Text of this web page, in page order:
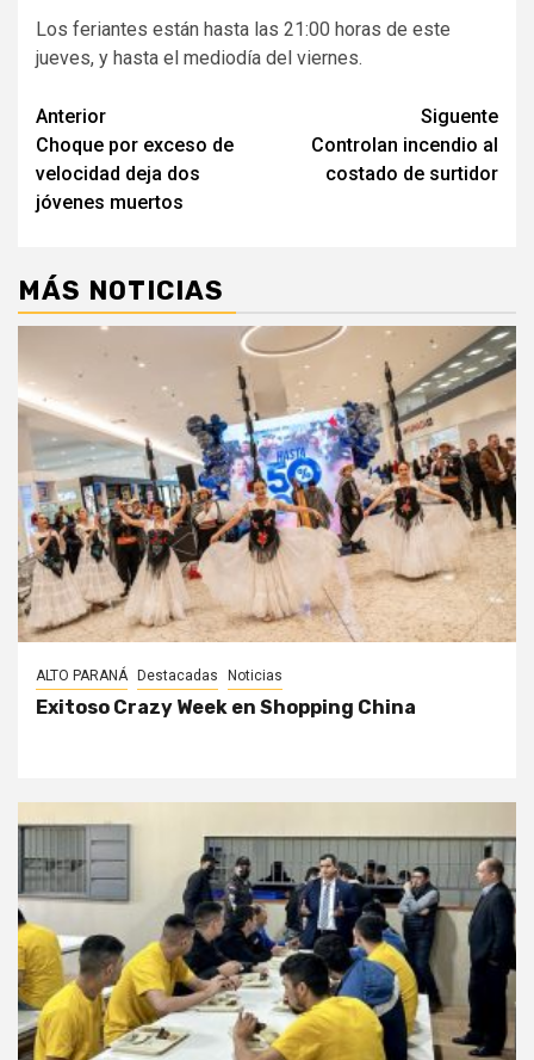
Los feriantes están hasta las 21:00 horas de este
jueves, y hasta el mediodía del viernes.
Navegación
de
entradas
Anterior
Choque por exceso de
velocidad deja dos
jóvenes muertos
Siguente
Controlan incendio al
costado de surtidor
MÁS NOTICIAS
ALTO PARANÁ Destacadas Noticias
Exitoso Crazy Week en Shopping China